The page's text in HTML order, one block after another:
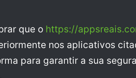
que o https://
nos aplicativos
para garantir a sua